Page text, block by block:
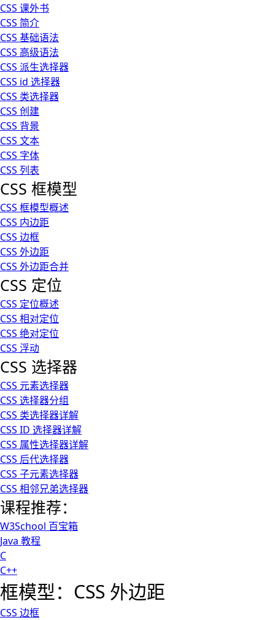
CSS 课外书
CSS 简介
CSS 基础语法
CSS 高级语法
CSS 派生选择器
CSS id 选择器
CSS 类选择器
CSS 创建
CSS 背景
CSS 文本
CSS 字体
CSS 列表
CSS 框模型
CSS 框模型概述
CSS 内边距
CSS 边框
CSS 外边距
CSS 外边距合并
CSS 定位
CSS 定位概述
CSS 相对定位
CSS 绝对定位
CSS 浮动
CSS 选择器
CSS 元素选择器
CSS 选择器分组
CSS 类选择器详解
CSS ID 选择器详解
CSS 属性选择器详解
CSS 后代选择器
CSS 子元素选择器
CSS 相邻兄弟选择器
课程推荐：
W3School 百宝箱
Java 教程
C
C++
框模型：CSS 外边距
CSS 边框